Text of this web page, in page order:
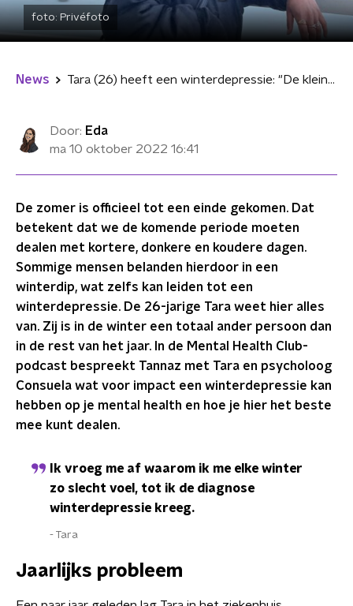
foto: Privéfoto
News Tara (26) heeft een winterdepressie: "De kleinste dingen eisen veel energie"
Door: Eda
ma 10 oktober 2022 16:41
De zomer is officieel tot een einde gekomen. Dat
betekent dat we de komende periode moeten
dealen met kortere, donkere en koudere dagen.
Sommige mensen belanden hierdoor in een
winterdip, wat zelfs kan leiden tot een
winterdepressie. De 26-jarige Tara weet hier alles
van. Zij is in de winter een totaal ander persoon dan
in de rest van het jaar. In de Mental Health Club-
podcast bespreekt Tannaz met Tara en psycholoog
Consuela wat voor impact een winterdepressie kan
hebben op je mental health en hoe je hier het beste
mee kunt dealen.
Ik vroeg me af waarom ik me elke winter
zo slecht voel, tot ik de diagnose
winterdepressie kreeg.
Tara
Jaarlijks probleem